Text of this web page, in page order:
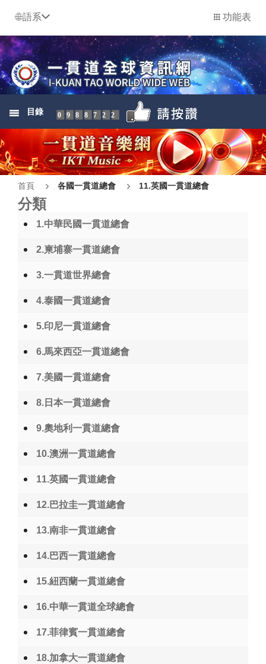
語系 功能表
目錄 0988722
首頁 各國一貫道總會 11.英國一貫道總會
分類
1.中華民國一貫道總會
2.柬埔寨一貫道總會
3.一貫道世界總會
4.泰國一貫道總會
5.印尼一貫道總會
6.馬來西亞一貫道總會
7.美國一貫道總會
8.日本一貫道總會
9.奧地利一貫道總會
10.澳洲一貫道總會
11.英國一貫道總會
12.巴拉圭一貫道總會
13.南非一貫道總會
14.巴西一貫道總會
15.紐西蘭一貫道總會
16.中華一貫道全球總會
17.菲律賓一貫道總會
18.加拿大一貫道總會